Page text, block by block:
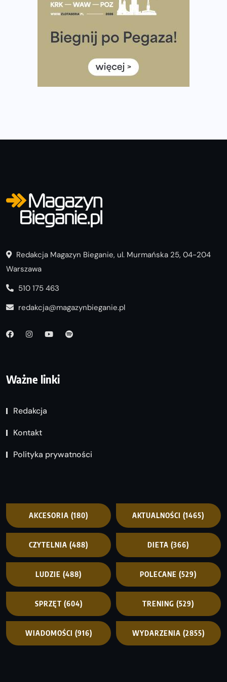
Co ma dużo białka? Produkty, które warto włączyć do
Rozbiegany Olsztyn szykuje się na weekend z
Już w tę sobotę 35. Bieg Powstania Warszawskiego.
Wystartuje rekordowa liczba uczestników
Redakcja Magazyn Bieganie, ul. Murmańska 25, 04-204
Warszawa
510 175 463
redakcja@magazynbieganie.pl
Ważne linki
Redakcja
Kontakt
Polityka prywatności
AKCESORIA (180) AKTUALNOŚCI (1465)
CZYTELNIA (488) DIETA (366)
LUDZIE (488) POLECANE (529)
SPRZĘT (604) TRENING (529)
WIADOMOŚCI (916) WYDARZENIA (2855)